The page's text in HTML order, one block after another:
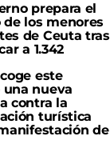
prepara el
de los menores
de Ceuta tras
a 1.342
este
una nueva
contra la
turística
de